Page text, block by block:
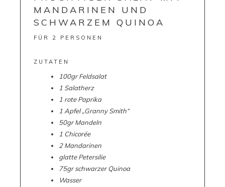
MANDARINEN UND
SCHWARZEM QUINOA
FÜR 2 PERSONEN
ZUTATEN
100gr Feldsalat
1 Salatherz
1 rote Paprika
1 Apfel „Granny Smith“
50gr Mandeln
1 Chicorée
2 Mandarinen
glatte Petersilie
75gr schwarzer Quinoa
Wasser